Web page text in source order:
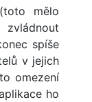
mělo
spíše
v jejich
omezení
ho